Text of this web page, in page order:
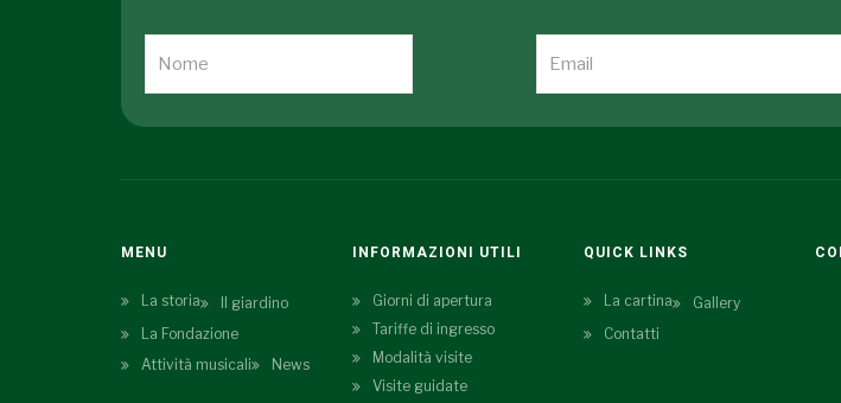
MENU
La storia
Il giardino
La Fondazione
Attività musicali
News
INFORMAZIONI UTILI
Giorni di apertura
Tariffe di ingresso
Modalità visite
Visite guidate
QUICK LINKS
La cartina
Gallery
Contatti